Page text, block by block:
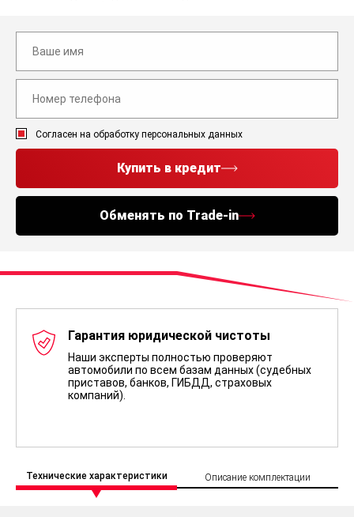
Согласен на обработку персональных данных
Купить в кредит
Обменять по Trade-in
Гарантия юридической чистоты
Наши эксперты полностью проверяют
автомобили по всем базам данных (судебных
приставов, банков, ГИБДД, страховых
компаний).
Технические характеристики Описание комплектации